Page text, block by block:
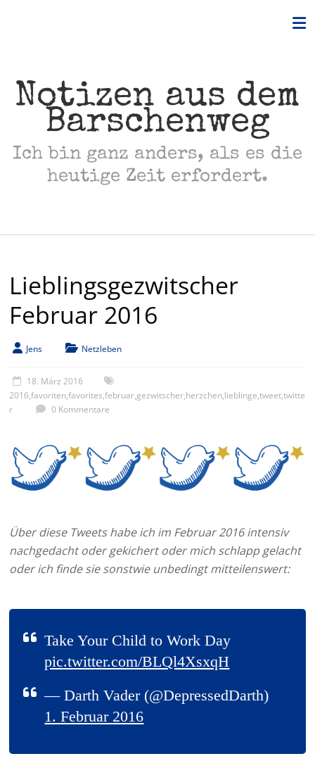
Notizen aus dem
Barschenweg
Ich bin ganz anders, als es die
heutige Zeit erfordert.
Lieblingsgezwitscher
Februar 2016
Jens Netzleben
18. März 2016
2016,favoriten,favorites,februar,gezwitscher,herzchen,lieblinge,tweet,twitte
r
0 Kommentare
Über diese Tweets habe ich im Februar 2016 intensiv
nachgedacht oder gekichert oder mich schlapp gelacht
oder ich finde sie sonstwie unbedingt mitteilenswert:
Take Your Child to Work Day
pic.twitter.com/BLQl4XsxqH
— Darth Vader (@DepressedDarth)
1. Februar 2016